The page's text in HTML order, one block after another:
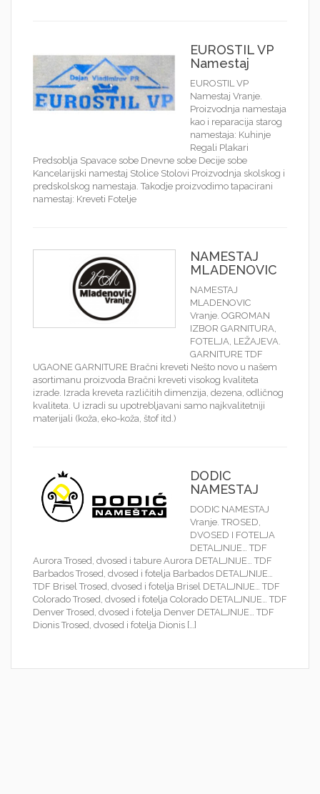
EUROSTIL VP
Namestaj
EUROSTIL VP
Namestaj Vranje.
Proizvodnja namestaja
kao i reparacija starog
namestaja: Kuhinje
Regali Plakari
Predsoblja Spavace sobe Dnevne sobe Decije sobe
Kancelarijski namestaj Stolice Stolovi Proizvodnja skolskog i
predskolskog namestaja. Takodje proizvodimo tapacirani
namestaj: Kreveti Fotelje
NAMESTAJ
MLADENOVIC
NAMESTAJ
MLADENOVIC
Vranje. OGROMAN
IZBOR GARNITURA,
FOTELJA, LEŽAJEVA.
GARNITURE TDF
UGAONE GARNITURE Bračni kreveti Nešto novo u našem
asortimanu proizvoda Bračni kreveti visokog kvaliteta
izrade. Izrada kreveta različitih dimenzija, dezena, odličnog
kvaliteta. U izradi su upotrebljavani samo najkvalitetniji
materijali (koža, eko-koža, štof itd.)
DODIC
NAMESTAJ
DODIC NAMESTAJ
Vranje. TROSED,
DVOSED I FOTELJA
DETALJNIJE… TDF
Aurora Trosed, dvosed i tabure Aurora DETALJNIJE… TDF
Barbados Trosed, dvosed i fotelja Barbados DETALJNIJE…
TDF Brisel Trosed, dvosed i fotelja Brisel DETALJNIJE… TDF
Colorado Trosed, dvosed i fotelja Colorado DETALJNIJE… TDF
Denver Trosed, dvosed i fotelja Denver DETALJNIJE… TDF
Dionis Trosed, dvosed i fotelja Dionis […]